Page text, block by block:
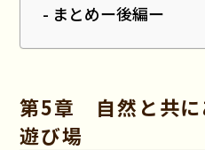
まとめー後編ー
第5章 自然と共に
遊び場